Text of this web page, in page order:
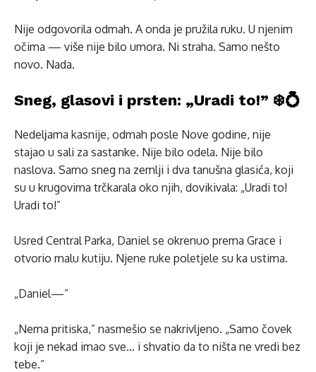
Nije odgovorila odmah. A onda je pružila ruku. U njenim
očima — više nije bilo umora. Ni straha. Samo nešto
novo. Nada.
Sneg, glasovi i prsten: „Uradi to!” ❄️💍
Nedelјama kasnije, odmah posle Nove godine, nije
stajao u sali za sastanke. Nije bilo odela. Nije bilo
naslova. Samo sneg na zemlji i dva tanušna glasića, koji
su u krugovima trčkarala oko njih, dovikivala: „Uradi to!
Uradi to!”
Usred Central Parka, Daniel se okrenuo prema Grace i
otvorio malu kutiju. Njene ruke poletjele su ka ustima.
„Daniel—”
„Nema pritiska,” nasmešio se nakrivljeno. „Samo čovek
koji je nekad imao sve… i shvatio da to ništa ne vredi bez
tebe.”